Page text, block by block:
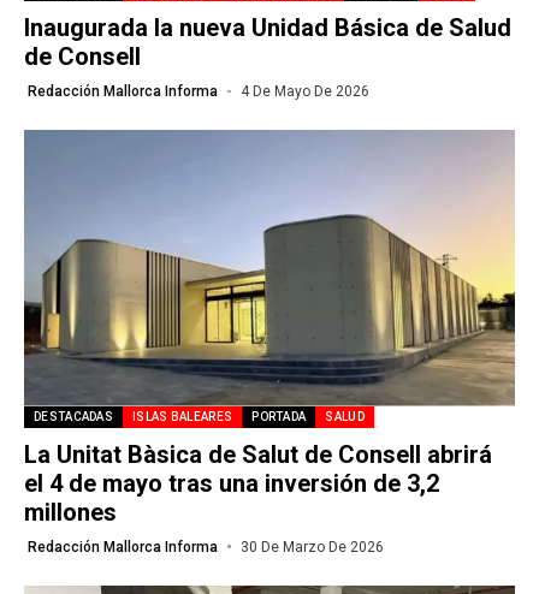
Inaugurada la nueva Unidad Básica de Salud
de Consell
Redacción Mallorca Informa 4 De Mayo De 2026
DESTACADAS ISLAS BALEARES PORTADA SALUD
La Unitat Bàsica de Salut de Consell abrirá
el 4 de mayo tras una inversión de 3,2
millones
Redacción Mallorca Informa 30 De Marzo De 2026